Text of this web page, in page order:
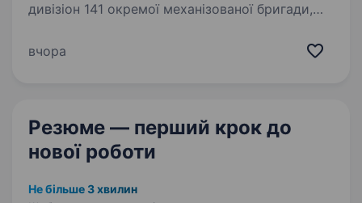
дивізіон 141 окремої механізованої бригади,
бореться за мир і безпеку України. Наше
вчора
Резюме — перший крок до
нової роботи
Не більше 3 хвилин